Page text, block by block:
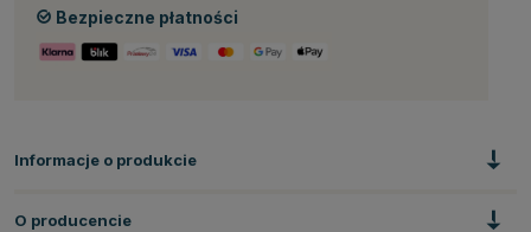
Bezpieczne płatności
Informacje o produkcie
O producencie